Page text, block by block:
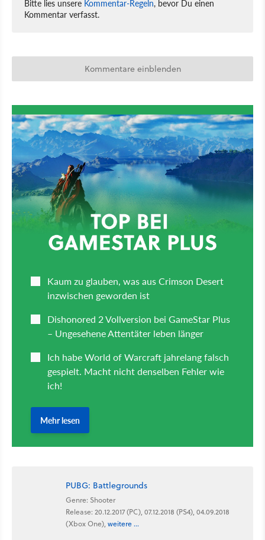
Bitte lies unsere Kommentar-Regeln, bevor Du einen
Kommentar verfasst.
Kommentare einblenden
PUBG: Battlegrounds
Genre: Shooter
Release: 20.12.2017 (PC), 07.12.2018 (PS4), 04.09.2018
(Xbox One), weitere ...